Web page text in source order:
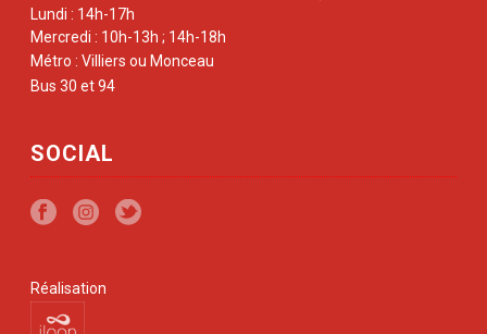
Lundi : 14h-17h
Mercredi : 10h-13h ; 14h-18h
Métro : Villiers ou Monceau
Bus 30 et 94
SOCIAL
Réalisation